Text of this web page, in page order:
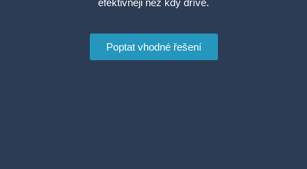
Poptat vhodné řešení